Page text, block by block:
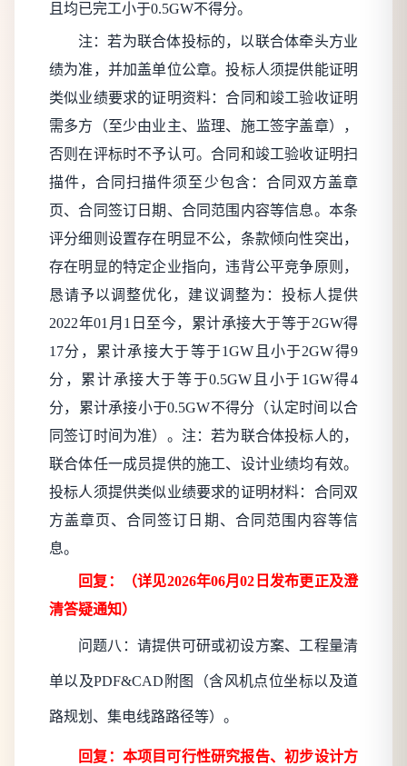
且均已完工小于0.5GW不得分。
注：若为联合体投标的，以联合体牵头方业
绩为准，并加盖单位公章。投标人须提供能证明
类似业绩要求的证明资料：合同和竣工验收证明
需多方（至少由业主、监理、施工签字盖章），
否则在评标时不予认可。合同和竣工验收证明扫
描件，合同扫描件须至少包含：合同双方盖章
页、合同签订日期、合同范围内容等信息。本条
评分细则设置存在明显不公，条款倾向性突出，
存在明显的特定企业指向，违背公平竞争原则，
恳请予以调整优化，建议调整为：投标人提供
2022年01月1日至今，累计承接大于等于2GW得
17分，累计承接大于等于1GW且小于2GW得9
分，累计承接大于等于0.5GW且小于1GW得4
分，累计承接小于0.5GW不得分（认定时间以合
同签订时间为准）。注：若为联合体投标人的，
联合体任一成员提供的施工、设计业绩均有效。
投标人须提供类似业绩要求的证明材料：合同双
方盖章页、合同签订日期、合同范围内容等信
息。
回复： （详见2026年06月02日发布更正及澄
清答疑通知）
问题八：请提供可研或初设方案、工程量清
单以及PDF&CAD附图（含风机点位坐标以及道
路规划、集电线路路径等）。
回复：本项目可行性研究报告、初步设计方